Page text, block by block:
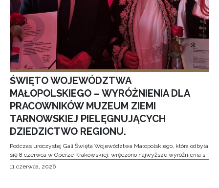
ŚWIĘTO WOJEWÓDZTWA
MAŁOPOLSKIEGO – WYRÓŻNIENIA DLA
PRACOWNIKÓW MUZEUM ZIEMI
TARNOWSKIEJ PIELĘGNUJĄCYCH
DZIEDZICTWO REGIONU.
Podczas uroczystej Gali Święta Województwa Małopolskiego, która odbyła
się 8 czerwca w Operze Krakowskiej, wręczono najwyższe wyróżnienia s
11 czerwca, 2026